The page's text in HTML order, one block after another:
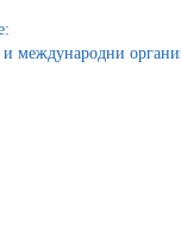
и международни